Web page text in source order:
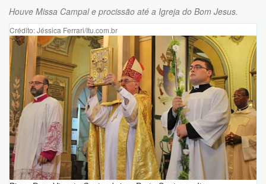
Houve Missa Campal e procissão até a Igreja do Bom Jesus.
Crédito: Jéssica Ferrari/Itu.com.br